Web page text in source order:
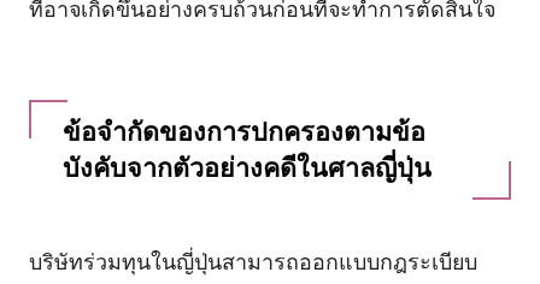
ที่อาจเกิดขึ้นอย่างครบถ้วนก่อนที่จะทำการตัดสินใจ
ข้อจำกัดของการปกครองตามข้อ
บังคับจากตัวอย่างคดีในศาลญี่ปุ่น
บริษัทร่วมทุนในญี่ปุ่นสามารถออกแบบกฎระเบียบ